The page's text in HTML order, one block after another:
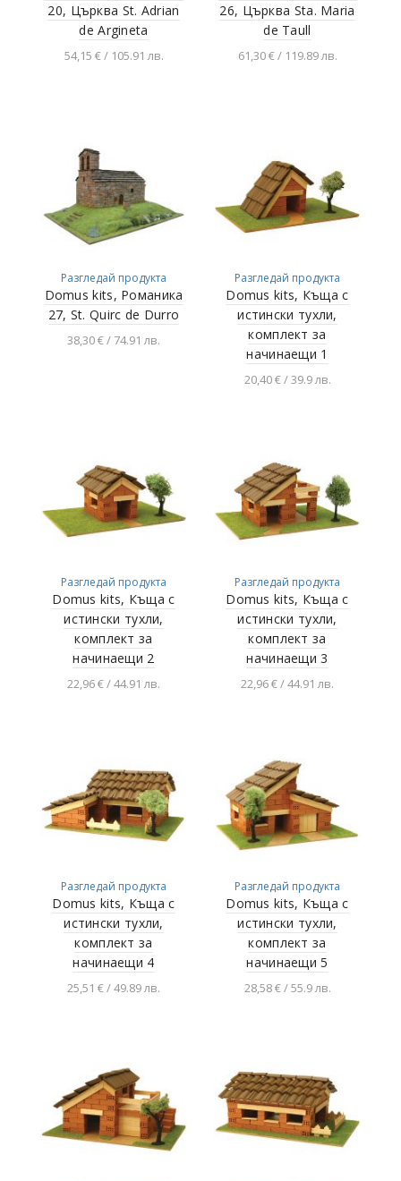
20, Църква St. Adrian
de Argineta
54,15 € / 105.91 лв.
26, Църква Stа. Maria
de Taull
61,30 € / 119.89 лв.
Разгледай продукта
Domus kits, Романика
27, St. Quirc de Durro
38,30 € / 74.91 лв.
Разгледай продукта
Domus kits, Къща с
истински тухли,
комплект за
начинаещи 1
20,40 € / 39.9 лв.
Разгледай продукта
Domus kits, Къща с
истински тухли,
комплект за
начинаещи 2
22,96 € / 44.91 лв.
Разгледай продукта
Domus kits, Къща с
истински тухли,
комплект за
начинаещи 3
22,96 € / 44.91 лв.
Разгледай продукта
Domus kits, Къща с
истински тухли,
комплект за
начинаещи 4
25,51 € / 49.89 лв.
Разгледай продукта
Domus kits, Къща с
истински тухли,
комплект за
начинаещи 5
28,58 € / 55.9 лв.